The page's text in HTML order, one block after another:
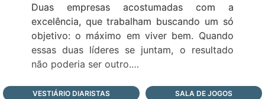
Duas empresas acostumadas com a
excelência, que trabalham buscando um só
objetivo: o máximo em viver bem. Quando
essas duas líderes se juntam, o resultado
não poderia ser outro.
Melnick Even & Arcádia Urbanismo
VESTIÁRIO DIARISTAS SALA DE JOGOS